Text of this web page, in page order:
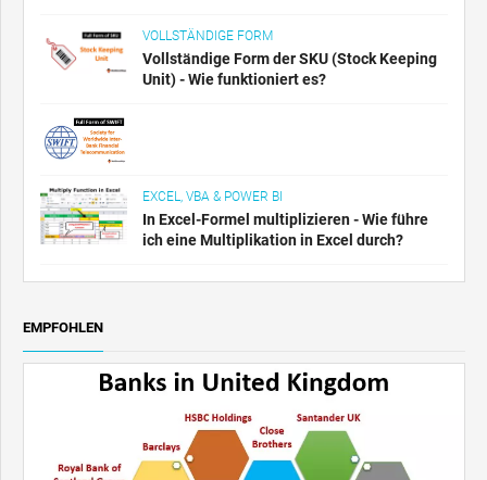
VOLLSTÄNDIGE FORM
Vollständige Form der SKU (Stock Keeping
Unit) - Wie funktioniert es?
EXCEL, VBA & POWER BI
In Excel-Formel multiplizieren - Wie führe
ich eine Multiplikation in Excel durch?
EMPFOHLEN